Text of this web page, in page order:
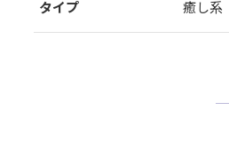
タイプ 癒し系